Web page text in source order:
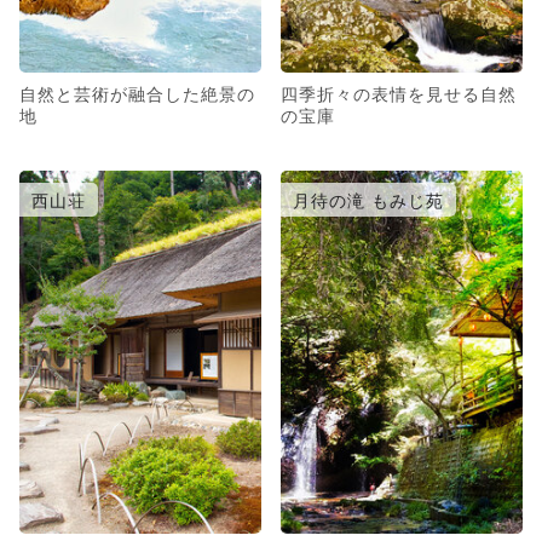
自然と芸術が融合した絶景の
地
四季折々の表情を見せる自然
の宝庫
西山荘 月待の滝 もみじ苑